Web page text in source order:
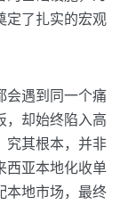
定了扎实的宏观
会遇到同一个痛
，却始终陷入高
究其根本，并非
西亚本地化收单
本地市场，最终